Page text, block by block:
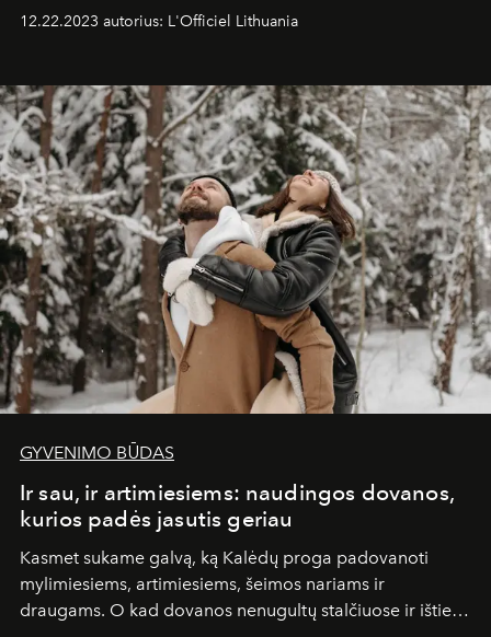
12.22.2023 autorius: L'Officiel Lithuania
GYVENIMO BŪDAS
Ir sau, ir artimiesiems: naudingos dovanos,
kurios padės jasutis geriau
Kasmet sukame galvą, ką Kalėdų proga padovanoti
mylimiesiems, artimiesiems, šeimos nariams ir
draugams. O kad dovanos nenugultų stalčiuose ir išties